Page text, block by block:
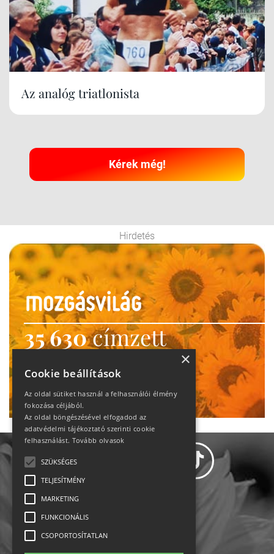
Az analóg triatlonista
Kérek még!
Hirdetés
35 630címzett
heti motiváció
Ne maradj le!
Állásajánlatok
×
Cookie beállítások
Az oldal sütiket használ a felhasználói élmény
fokozása céljából.
Az oldal böngészésével elfogadod az
adatvédelmi tájékoztató szerinti cookie
felhasználást. Tovább olvasok
SZÜKSÉGES
TELJESÍTMÉNY
MARKETING
FUNKCIONÁLIS
CSOPORTOSÍTATLAN